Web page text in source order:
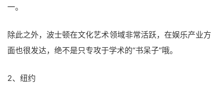
一。
除此之外，波士顿在文化艺术领域非常活跃，在娱乐产业方
面也很发达，绝不是只专攻于学术的“书呆子”哦。
2、纽约